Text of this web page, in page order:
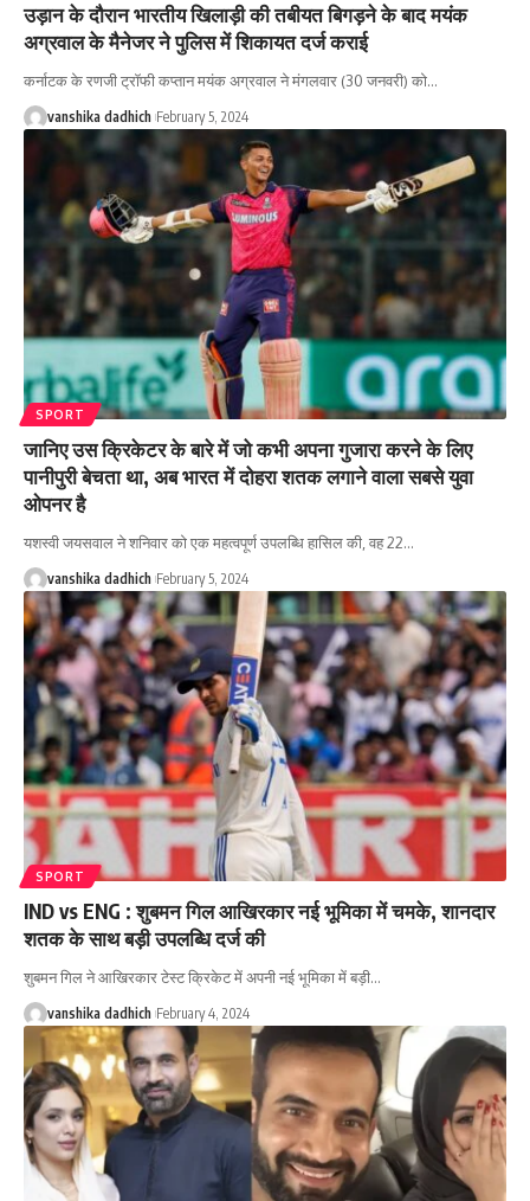
उड़ान के दौरान भारतीय खिलाड़ी की तबीयत बिगड़ने के बाद मयंक
अग्रवाल के मैनेजर ने पुलिस में शिकायत दर्ज कराई
कर्नाटक के रणजी ट्रॉफी कप्तान मयंक अग्रवाल ने मंगलवार (30 जनवरी) को…
vanshika dadhich February 5, 2024
SPORT
जानिए उस क्रिकेटर के बारे में जो कभी अपना गुजारा करने के लिए
पानीपुरी बेचता था, अब भारत में दोहरा शतक लगाने वाला सबसे युवा
ओपनर है
यशस्वी जयसवाल ने शनिवार को एक महत्वपूर्ण उपलब्धि हासिल की, वह 22…
vanshika dadhich February 5, 2024
SPORT
IND vs ENG : शुबमन गिल आखिरकार नई भूमिका में चमके, शानदार
शतक के साथ बड़ी उपलब्धि दर्ज की
शुबमन गिल ने आखिरकार टेस्ट क्रिकेट में अपनी नई भूमिका में बड़ी…
vanshika dadhich February 4, 2024